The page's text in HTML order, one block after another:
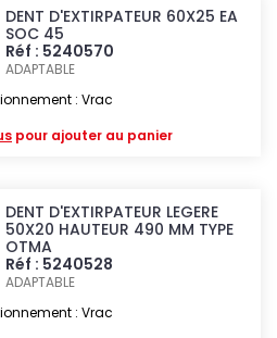
DENT D'EXTIRPATEUR 60X25 EA
SOC 45
Réf : 5240570
ADAPTABLE
: Vrac
pour ajouter au panier
DENT D'EXTIRPATEUR LEGERE
50X20 HAUTEUR 490 MM TYPE
OTMA
Réf : 5240528
ADAPTABLE
: Vrac